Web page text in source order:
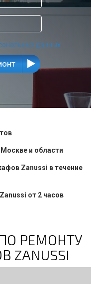
данных
и области
Zanussi в течение
от 2 часов
РЕМОНТУ